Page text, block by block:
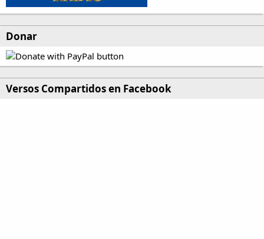
Donar
Versos Compartidos en Facebook